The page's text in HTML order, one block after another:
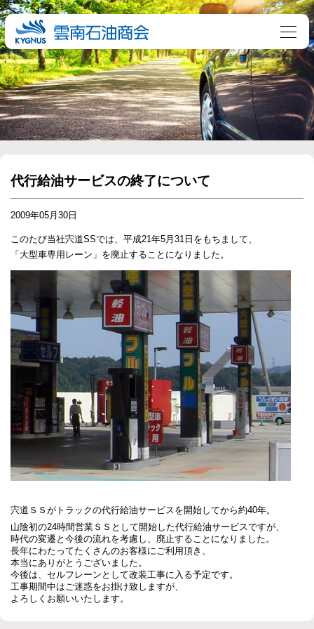
代行給油サービスの終了について
2009年05月30日
このたび当社宍道SSでは、平成21年5月31日をもちまして、
「大型車専用レーン」を廃止することになりました。
宍道ＳＳがトラックの代行給油サービスを開始してから約40年。
山陰初の24時間営業ＳＳとして開始した代行給油サービスですが、
時代の変遷と今後の流れを考慮し、廃止することになりました。
長年にわたってたくさんのお客様にご利用頂き、
本当にありがとうございました。
今後は、セルフレーンとして改装工事に入る予定です。
工事期間中はご迷惑をお掛け致しますが、
よろしくお願いいたします。